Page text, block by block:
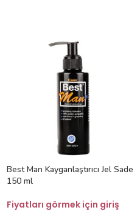
Best Man Kayganlaştırıcı Jel Sade
150 ml
Fiyatları görmek için giriş